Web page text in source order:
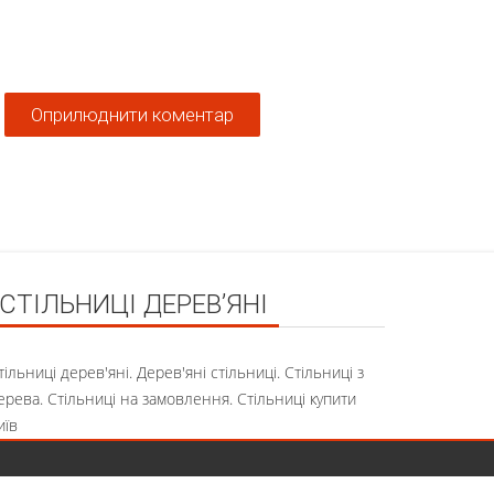
СТІЛЬНИЦІ ДЕРЕВ’ЯНІ
дерев'яні. Дерев'яні стільниці. Стільниці з
Стільниці на замовлення. Стільниці купити